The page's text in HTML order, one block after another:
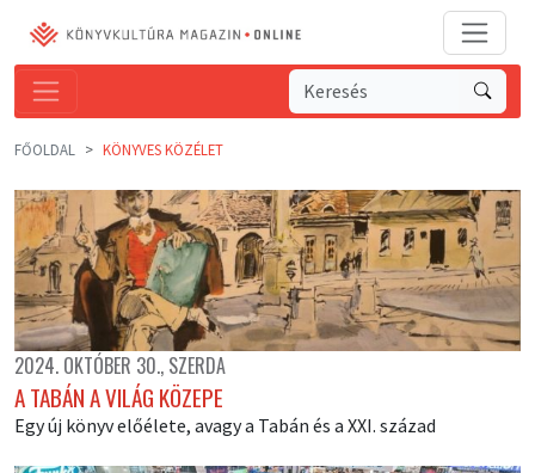
FŐOLDAL KÖNYVES KÖZÉLET
2024. OKTÓBER 30., SZERDA
A TABÁN A VILÁG KÖZEPE
Egy új könyv előélete, avagy a Tabán és a XXI. század